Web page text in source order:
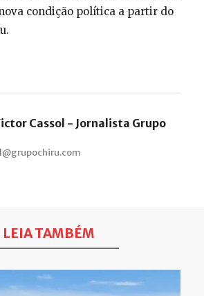
condição política a partir do
Cassol - Jornalista Grupo
LEIA TAMBÉM